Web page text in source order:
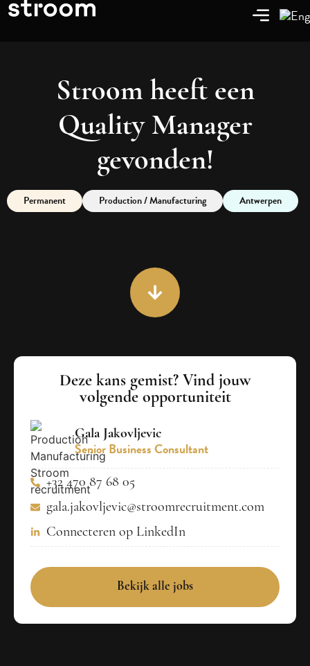
Stroom heeft een
Quality Manager
gevonden!
Permanent Production / Manufacturing Antwerpen
Deze kans gemist? Vind jouw
volgende opportuniteit
Gala Jakovljevic
Senior Business Consultant
+32 470 87 68 05
gala.jakovljevic@stroomrecruitment.com
Connecteren op LinkedIn
Bekijk alle jobs